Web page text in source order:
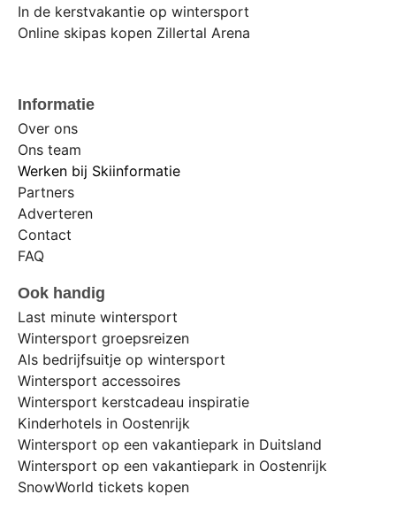
In de kerstvakantie op wintersport
Online skipas kopen Zillertal Arena
Informatie
Over ons
Ons team
Werken bij Skiinformatie
Partners
Adverteren
Contact
FAQ
Ook handig
Last minute wintersport
Wintersport groepsreizen
Als bedrijfsuitje op wintersport
Wintersport accessoires
Wintersport kerstcadeau inspiratie
Kinderhotels in Oostenrijk
Wintersport op een vakantiepark in Duitsland
Wintersport op een vakantiepark in Oostenrijk
SnowWorld tickets kopen